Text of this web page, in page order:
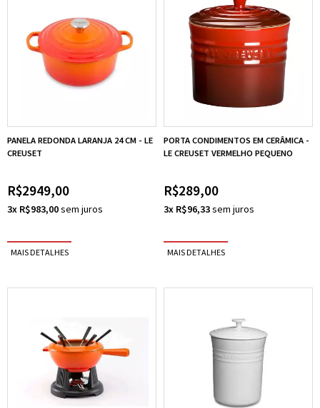
PANELA REDONDA LARANJA 24 CM - LE
CREUSET
R$2949,00
3x R$983,00
PORTA CONDIMENTOS EM CERÂMICA -
LE CREUSET VERMELHO PEQUENO
R$289,00
3x R$96,33